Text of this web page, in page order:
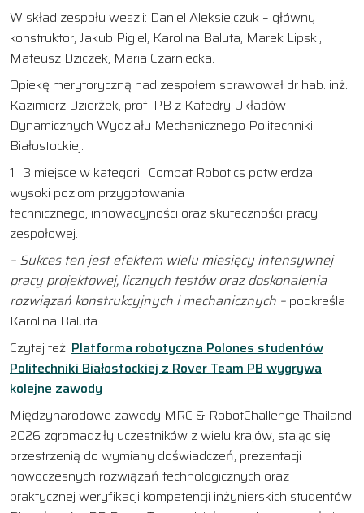
W skład zespołu weszli: Daniel Aleksiejczuk – główny
konstruktor, Jakub Pigiel, Karolina Baluta, Marek Lipski,
Mateusz Dziczek, Maria Czarniecka.
Opiekę merytoryczną nad zespołem sprawował dr hab. inż.
Kazimierz Dzierżek, prof. PB z Katedry Układów
Dynamicznych Wydziału Mechanicznego Politechniki
Białostockiej.
1 i 3 miejsce w kategorii Combat Robotics potwierdza
wysoki poziom przygotowania
technicznego, innowacyjności oraz skuteczności pracy
zespołowej.
– Sukces ten jest efektem wielu miesięcy intensywnej
pracy projektowej, licznych testów oraz doskonalenia
rozwiązań konstrukcyjnych i mechanicznych – podkreśla
Karolina Baluta.
Czytaj też: Platforma robotyczna Polones studentów
Politechniki Białostockiej z Rover Team PB wygrywa
kolejne zawody
Międzynarodowe zawody MRC & RobotChallenge Thailand
2026 zgromadziły uczestników z wielu krajów, stając się
przestrzenią do wymiany doświadczeń, prezentacji
nowoczesnych rozwiązań technologicznych oraz
praktycznej weryfikacji kompetencji inżynierskich studentów.